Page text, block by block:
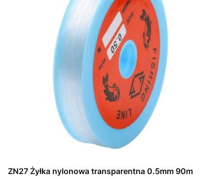
ZN27 Żyłka nylonowa transparentna 0.5mm 90m